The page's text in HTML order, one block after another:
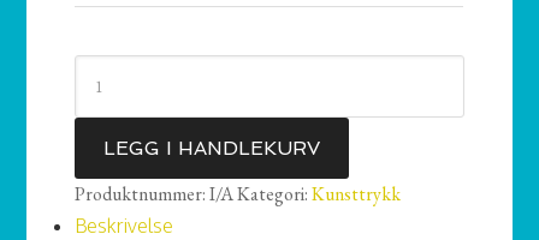
fra
antall
LEGG I HANDLEKURV
Produktnummer:I/AKategori:Kunsttrykk
Beskrivelse